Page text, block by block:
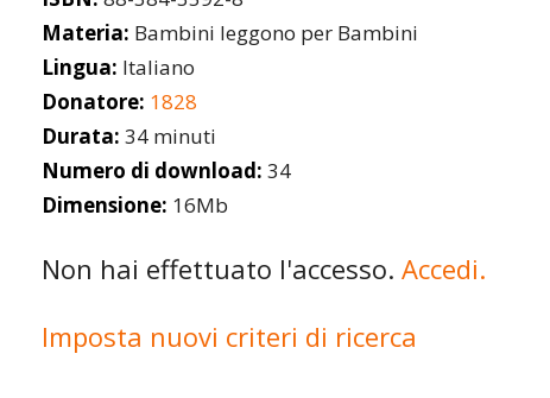
Materia: Bambini leggono per Bambini
Lingua: Italiano
Donatore: 1828
Durata: 34 minuti
Numero di download: 34
Dimensione: 16Mb
Non hai effettuato l'accesso. Accedi.
Imposta nuovi criteri di ricerca